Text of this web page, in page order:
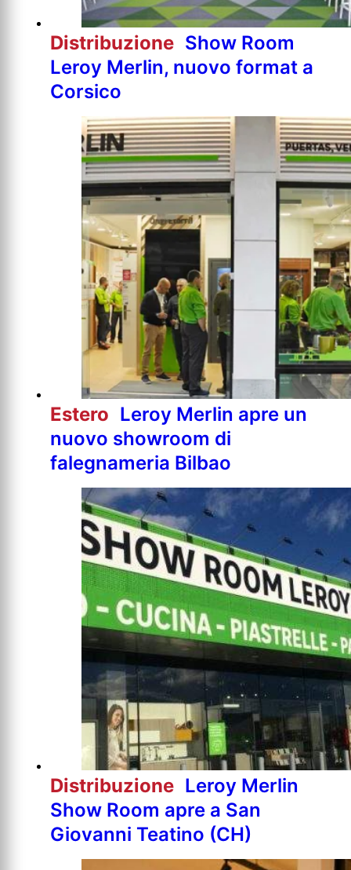
Distribuzione Show Room
Leroy Merlin, nuovo format a
Corsico
Estero Leroy Merlin apre un
nuovo showroom di
falegnameria Bilbao
Distribuzione Leroy Merlin
Show Room apre a San
Giovanni Teatino (CH)